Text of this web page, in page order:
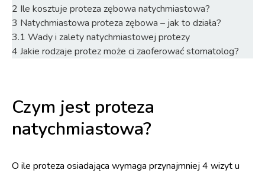
2 Ile kosztuje proteza zębowa natychmiastowa?
3 Natychmiastowa proteza zębowa – jak to działa?
3.1 Wady i zalety natychmiastowej protezy
4 Jakie rodzaje protez może ci zaoferować stomatolog?
Czym jest proteza
natychmiastowa?
O ile proteza osiadająca wymaga przynajmniej 4 wizyt u